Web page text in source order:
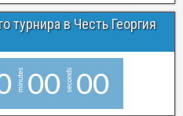
турнира в Честь Георгия
minutes 00 seconds 00